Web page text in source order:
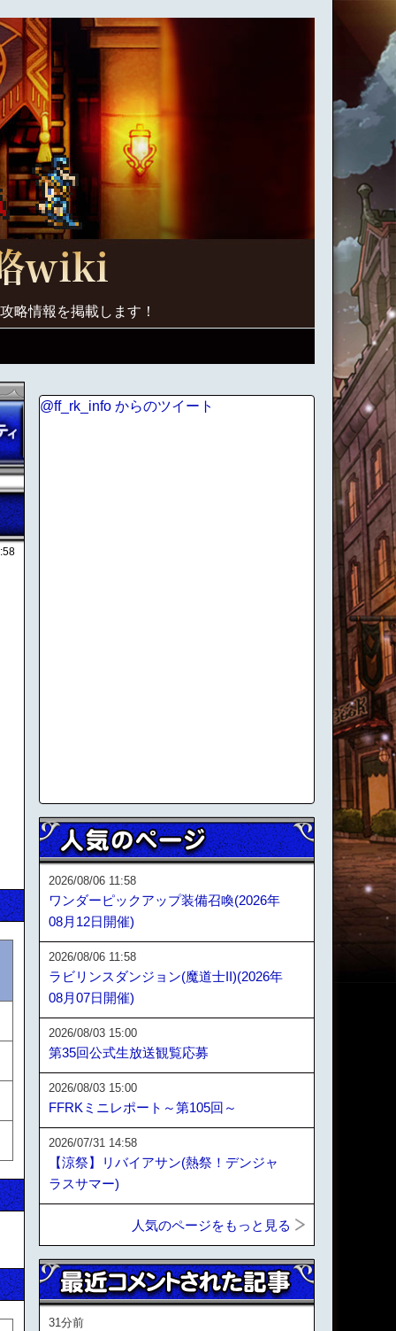
略情報を掲載します！
@ff_rk_info からのツイート
2026/08/06 11:58
ワンダーピックアップ装備召喚(2026年
08月12日開催)
2026/08/06 11:58
ラビリンスダンジョン(魔道士II)(2026年
08月07日開催)
2026/08/03 15:00
第35回公式生放送観覧応募
2026/08/03 15:00
FFRKミニレポート～第105回～
2026/07/31 14:58
【涼祭】リバイアサン(熱祭！デンジャ
ラスサマー)
人気のページをもっと見る
31分前